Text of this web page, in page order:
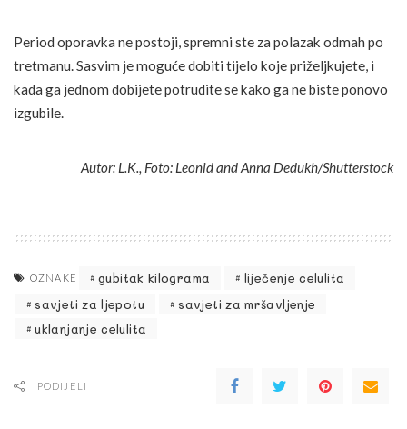
Period oporavka ne postoji, spremni ste za polazak odmah po
tretmanu. Sasvim je moguće dobiti tijelo koje priželjkujete, i
kada ga jednom dobijete potrudite se kako ga ne biste ponovo
izgubile.
Autor: L.K., Foto: Leonid and Anna Dedukh/Shutterstock
OZNAKE gubitak kilograma
liječenje celulita
savjeti za ljepotu
savjeti za mršavljenje
uklanjanje celulita
PODIJELI